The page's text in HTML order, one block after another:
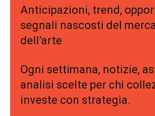
Anticipazioni, trend,
segnali nascosti del
dell’arte
Ogni settimana, notizie,
analisi scelte per chi
investe con strategia.